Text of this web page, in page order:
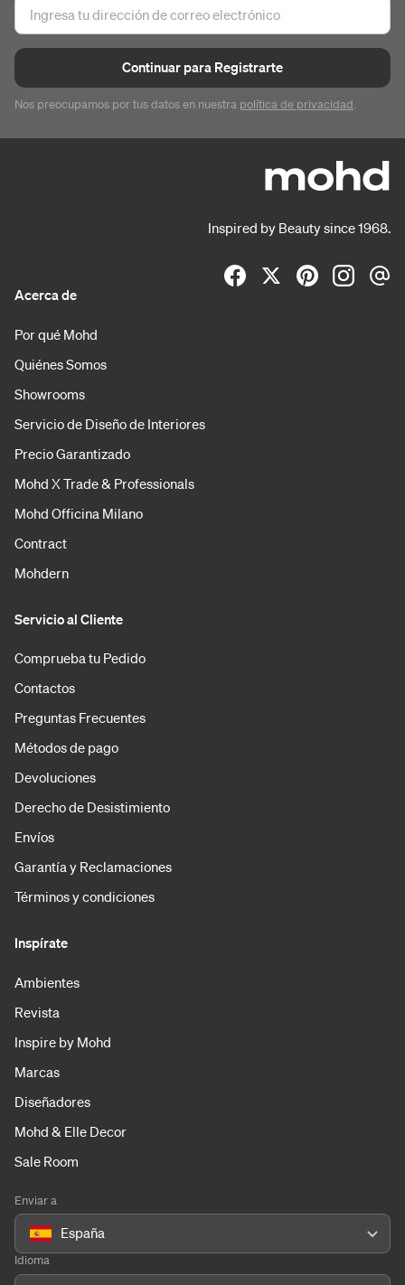
Continuar para Registrarte
Nos preocupamos por tus datos en nuestra política de privacidad.
Inspired by Beauty since 1968.
Acerca de
Por qué Mohd
Quiénes Somos
Showrooms
Servicio de Diseño de Interiores
Precio Garantizado
Mohd X Trade & Professionals
Mohd Officina Milano
Contract
Mohdern
Servicio al Cliente
Comprueba tu Pedido
Contactos
Preguntas Frecuentes
Métodos de pago
Devoluciones
Derecho de Desistimiento
Envíos
Garantía y Reclamaciones
Términos y condiciones
Inspírate
Ambientes
Revista
Inspire by Mohd
Marcas
Diseñadores
Mohd & Elle Decor
Sale Room
Enviar a
España
Idioma